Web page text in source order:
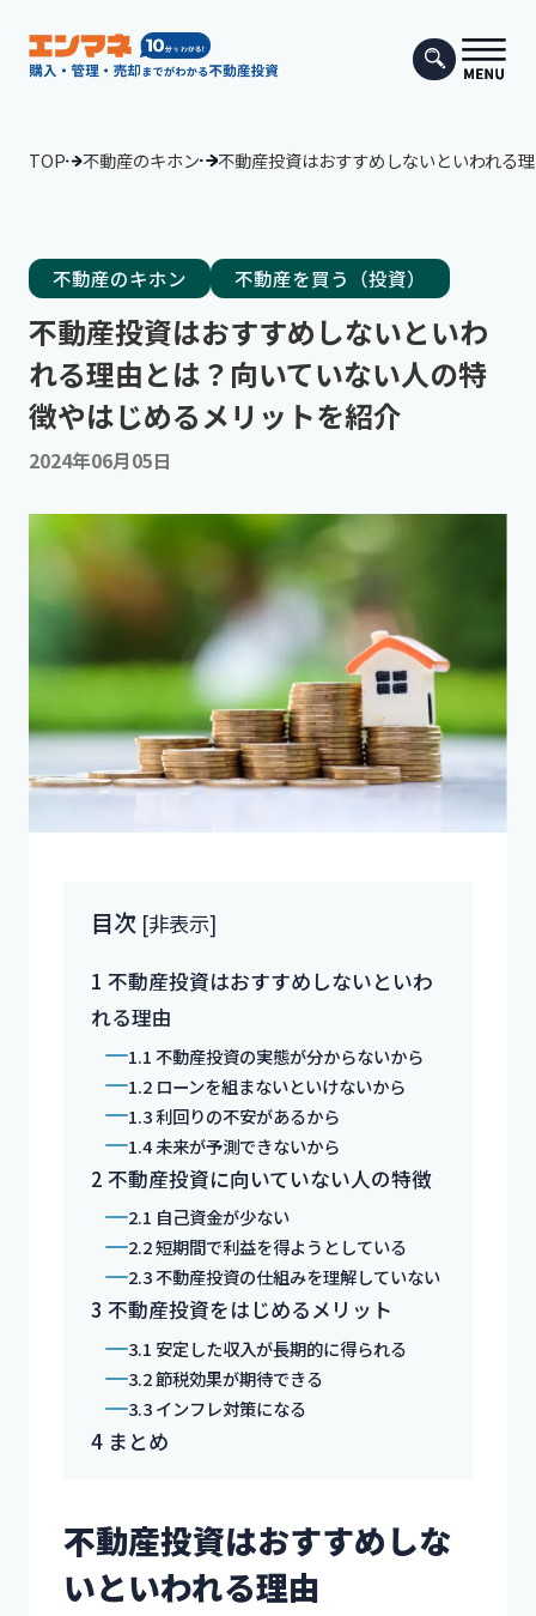
TOP 不動産のキホン 不動産投資はおすすめしないといわれる
不動産のキホン 不動産を買う（投資）
不動産投資はおすすめしないといわ
れる理由とは？向いていない人の特
徴やはじめるメリットを紹介
2024年06月05日
目次 [非表示]
1 不動産投資はおすすめしないといわ
れる理由
1.1不動産投資の実態が分からないから
1.2ローンを組まないといけないから
1.3利回りの不安があるから
1.4未来が予測できないから
2 不動産投資に向いていない人の特徴
2.1 自己資金が少ない
2.2短期間で利益を得ようとしている
2.3不動産投資の仕組みを理解していない
3 不動産投資をはじめるメリット
3.1 安定した収入が長期的に得られる
3.2節税効果が期待できる
3.3インフレ対策になる
4まとめ
不動産投資はおすすめしな
いといわれる理由